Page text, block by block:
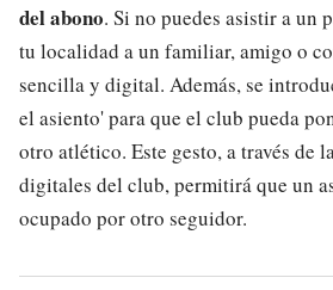
del abono. Si no puedes asistir a un
tu localidad a un familiar, amigo o
sencilla y digital. Además, se
el asiento' para que el club pueda
otro atlético. Este gesto, a través de
digitales del club, permitirá que un
ocupado por otro seguidor.